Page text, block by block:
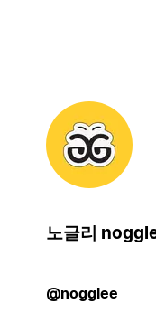
노글리
@nogglee